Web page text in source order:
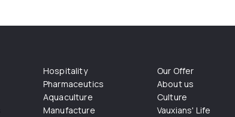
Hospitality
Pharmaceutics
Aquaculture
Manufacture
Our Offer
About us
Culture
Vauxians' Life